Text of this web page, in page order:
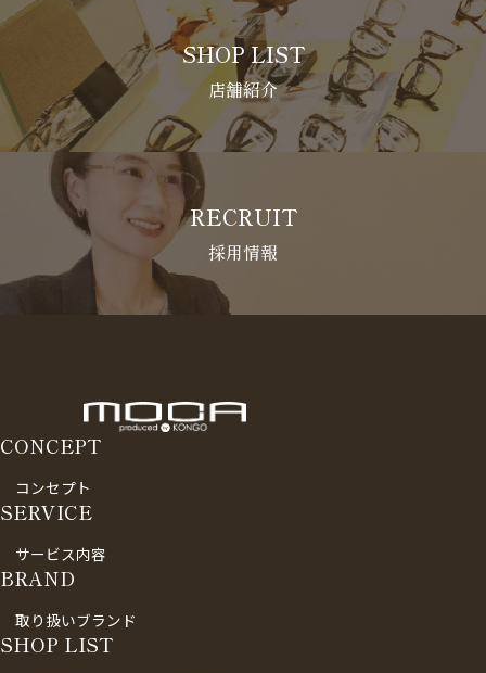
SHOP LIST
店舗紹介
RECRUIT
採用情報
CONCEPT
コンセプト
SERVICE
サービス内容
BRAND
取り扱いブランド
SHOP LIST